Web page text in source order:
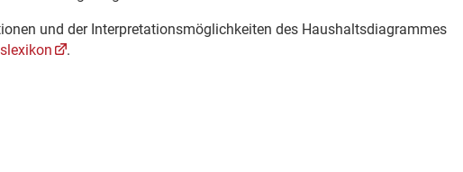
und der Interpretationsmöglichkeiten des Haushaltsdiagrammes
.